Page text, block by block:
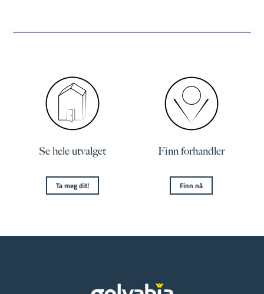
Se hele utvalget
Ta meg dit!
Finn forhandler
Finn nå